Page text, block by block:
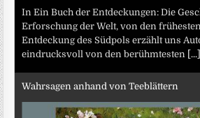
In Ein Buch der Entdeckungen: Die
Erforschung der Welt, von den
Entdeckung des Südpols erzählt uns
eindrucksvoll von den berühmtesten
[...]
Wahrsagen anhand von Teeblättern